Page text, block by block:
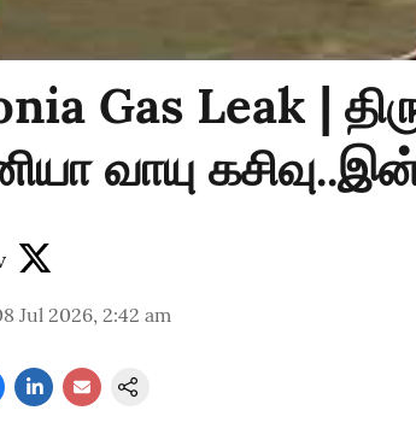
Gas Leak |
வாயு
Jul 2026, 2:42 am